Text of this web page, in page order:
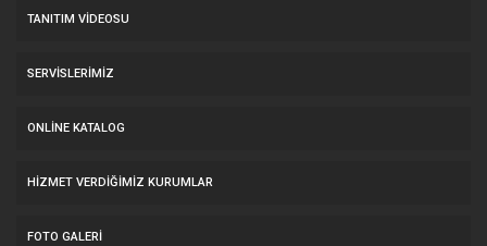
TANITIM VIDEOSU
SERVİSLERİMİZ
ONLINE KATALOG
HİZMET VERDİĞİMİZ KURUMLAR
FOTO GALERI